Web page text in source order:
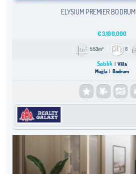
ELYSIUM PREMIER BODRUM
€3,100,000
553m² 6
Satılık
Villa
Muğla
Bodrum